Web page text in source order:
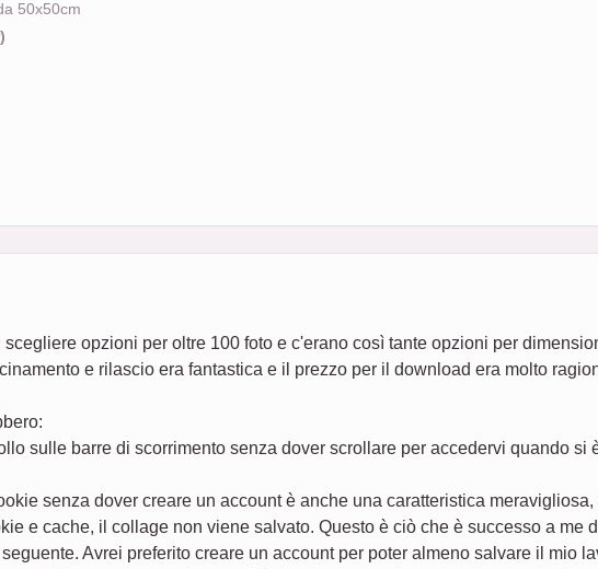
50x50cm
scegliere opzioni per oltre 100 foto e c'erano così tante opzioni per
e rilascio era fantastica e il prezzo per il download era molto
sulle barre di scorrimento senza dover scrollare per accedervi quando si
senza dover creare un account è anche una caratteristica
e cache, il collage non viene salvato. Questo è ciò che è successo a me
Avrei preferito creare un account per poter almeno salvare il mio